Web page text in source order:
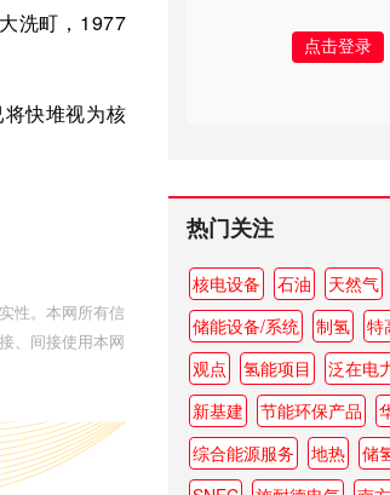
洗町，1977
快堆视为核
性。本网所有信
、间接使用本网
热门关注
核电设备 石油 天然气
储能设备/系统
制氢
特
观点
氢能项目
泛在电
新基建
节能环保产品
综合能源服务
地热 储